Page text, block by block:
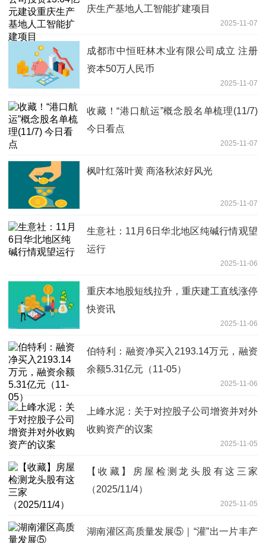
庆生产基地人工智能扩建项目
2025-11-07
成都市中恒旺林木业有限公司成立 注册
资本50万人民币
2025-11-07
收藏！“港口航运”概念股名单梳理(11/7)
今日看点
2025-11-07
枫叶红落叶黄 商洛秋浓好风光
2025-11-07
生意社：11月6日华北地区纯碱行情观望
运行
2025-11-06
重庆本地股短线拉升，重庆建工直线涨停
快资讯
2025-11-06
伯特利：融资净买入2193.14万元，融资
余额5.31亿元（11-05）
2025-11-06
上峰水泥：关于对控股子公司增资并对外
收购资产的议案
2025-11-05
【收藏】房屋检测龙头股有这三家
（2025/11/4）
2025-11-05
湖南灌区高质量发展⑤｜“灌”出一片丰产